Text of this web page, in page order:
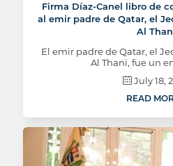
Firma Díaz-Canel libro de
al emir padre de Qatar, el
Al
El emir padre de Qatar, el
Al Thani, fue un
July 18,
READ